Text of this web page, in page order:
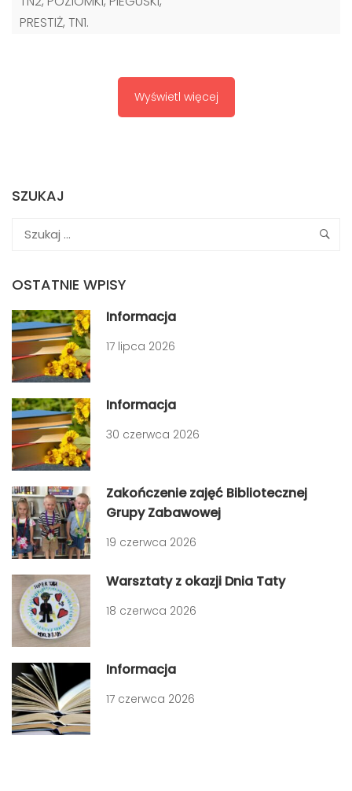
PRESTIŻ, TN1.
Wyświetl więcej
SZUKAJ
OSTATNIE WPISY
Informacja
17 lipca 2026
Informacja
30 czerwca 2026
Zakończenie zajęć Bibliotecznej
Grupy Zabawowej
19 czerwca 2026
Warsztaty z okazji Dnia Taty
18 czerwca 2026
Informacja
17 czerwca 2026